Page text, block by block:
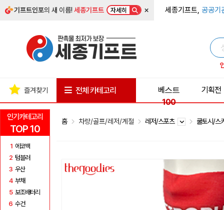
기프트인포의 새 이름!세종기프트 자세히 × 세종기프트, 공공기
인기카테고리
TOP 10
1 에코백
2 텀블러
3 우산
4 부채
5 보조배터리
6 수건
즐겨찾기 전체 카테고리
베스트
100
기획전
홈 차량/골프/레저/계절 레저/스포츠 쿨토시/스